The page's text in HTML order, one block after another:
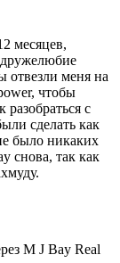
месяцев,
отвезли меня на
чтобы
разобраться с
сделать как
было никаких
снова, так как
M J Bay Real